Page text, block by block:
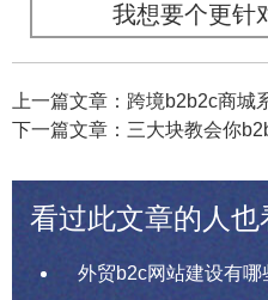
我想要个更针
上一篇文章：跨境b2b2c商城
下一篇文章：三大块教会你
看过此文章的人也
外贸b2c网站建设有哪